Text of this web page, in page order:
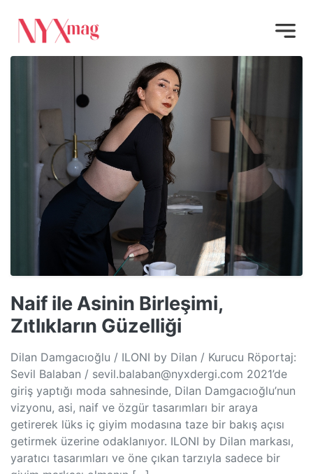
Naif ile Asinin Birleşimi,
Zıtlıkların Güzelliği
Dilan Damgacıoğlu / ILONI by Dilan / Kurucu Röportaj:
Sevil Balaban / sevil.balaban@nyxdergi.com 2021’de
giriş yaptığı moda sahnesinde, Dilan Damgacıoğlu’nun
vizyonu, asi, naif ve özgür tasarımları bir araya
getirerek lüks iç giyim modasına taze bir bakış açısı
getirmek üzerine odaklanıyor. ILONI by Dilan markası,
yaratıcı tasarımları ve öne çıkan tarzıyla sadece bir